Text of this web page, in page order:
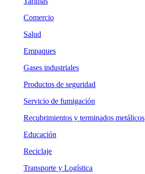
Comercio
Salud
Empaques
Gases industriales
Productos de seguridad
Servicio de fumigación
Recubrimientos y terminados metálicos
Educación
Reciclaje
Transporte y Logística